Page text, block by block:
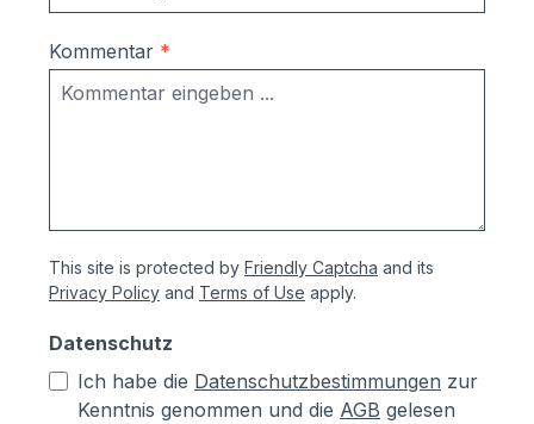
Kommentar *
This site is protected by Friendly Captcha and its
Privacy Policy and Terms of Use apply.
Datenschutz
Ich habe die Datenschutzbestimmungen zur
Kenntnis genommen und die AGB gelesen